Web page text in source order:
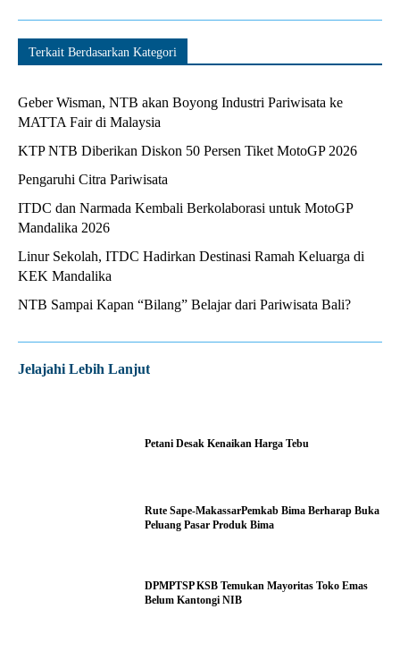
Terkait Berdasarkan Kategori
Geber Wisman, NTB akan Boyong Industri Pariwisata ke
MATTA Fair di Malaysia
KTP NTB Diberikan Diskon 50 Persen Tiket MotoGP 2026
Pengaruhi Citra Pariwisata
ITDC dan Narmada Kembali Berkolaborasi untuk MotoGP
Mandalika 2026
Linur Sekolah, ITDC Hadirkan Destinasi Ramah Keluarga di
KEK Mandalika
NTB Sampai Kapan “Bilang” Belajar dari Pariwisata Bali?
Jelajahi Lebih Lanjut
Petani Desak Kenaikan Harga Tebu
Rute Sape-MakassarPemkab Bima Berharap Buka
Peluang Pasar Produk Bima
DPMPTSP KSB Temukan Mayoritas Toko Emas
Belum Kantongi NIB